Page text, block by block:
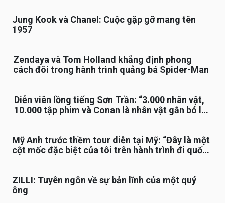
Jung Kook và Chanel: Cuộc gặp gỡ mang tên
1957
Zendaya và Tom Holland khẳng định phong
cách đôi trong hành trình quảng bá Spider-Man
Diễn viên lồng tiếng Sơn Trần: “3.000 nhân vật,
10.000 tập phim và Conan là nhân vật gắn bó lâu
Mỹ Anh trước thềm tour diễn tại Mỹ: “Đây là một
cột mốc đặc biệt của tôi trên hành trình đi quốc
ZILLI: Tuyên ngôn về sự bản lĩnh của một quý
ông